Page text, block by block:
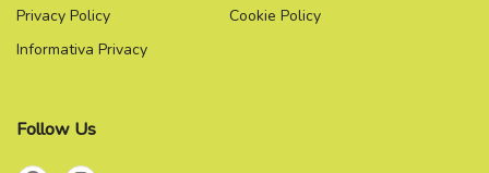
Privacy Policy
Cookie Policy
Informativa Privacy
Follow Us